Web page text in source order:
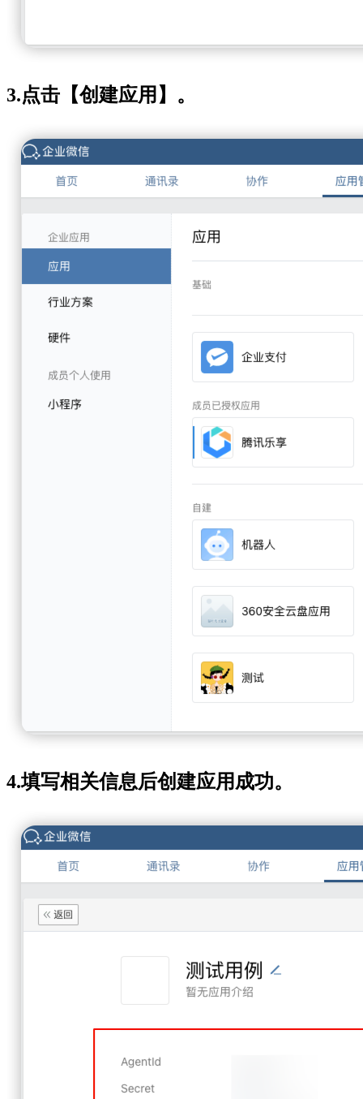
3.点击【创建应用】。
4.填写相关信息后创建应用成功。